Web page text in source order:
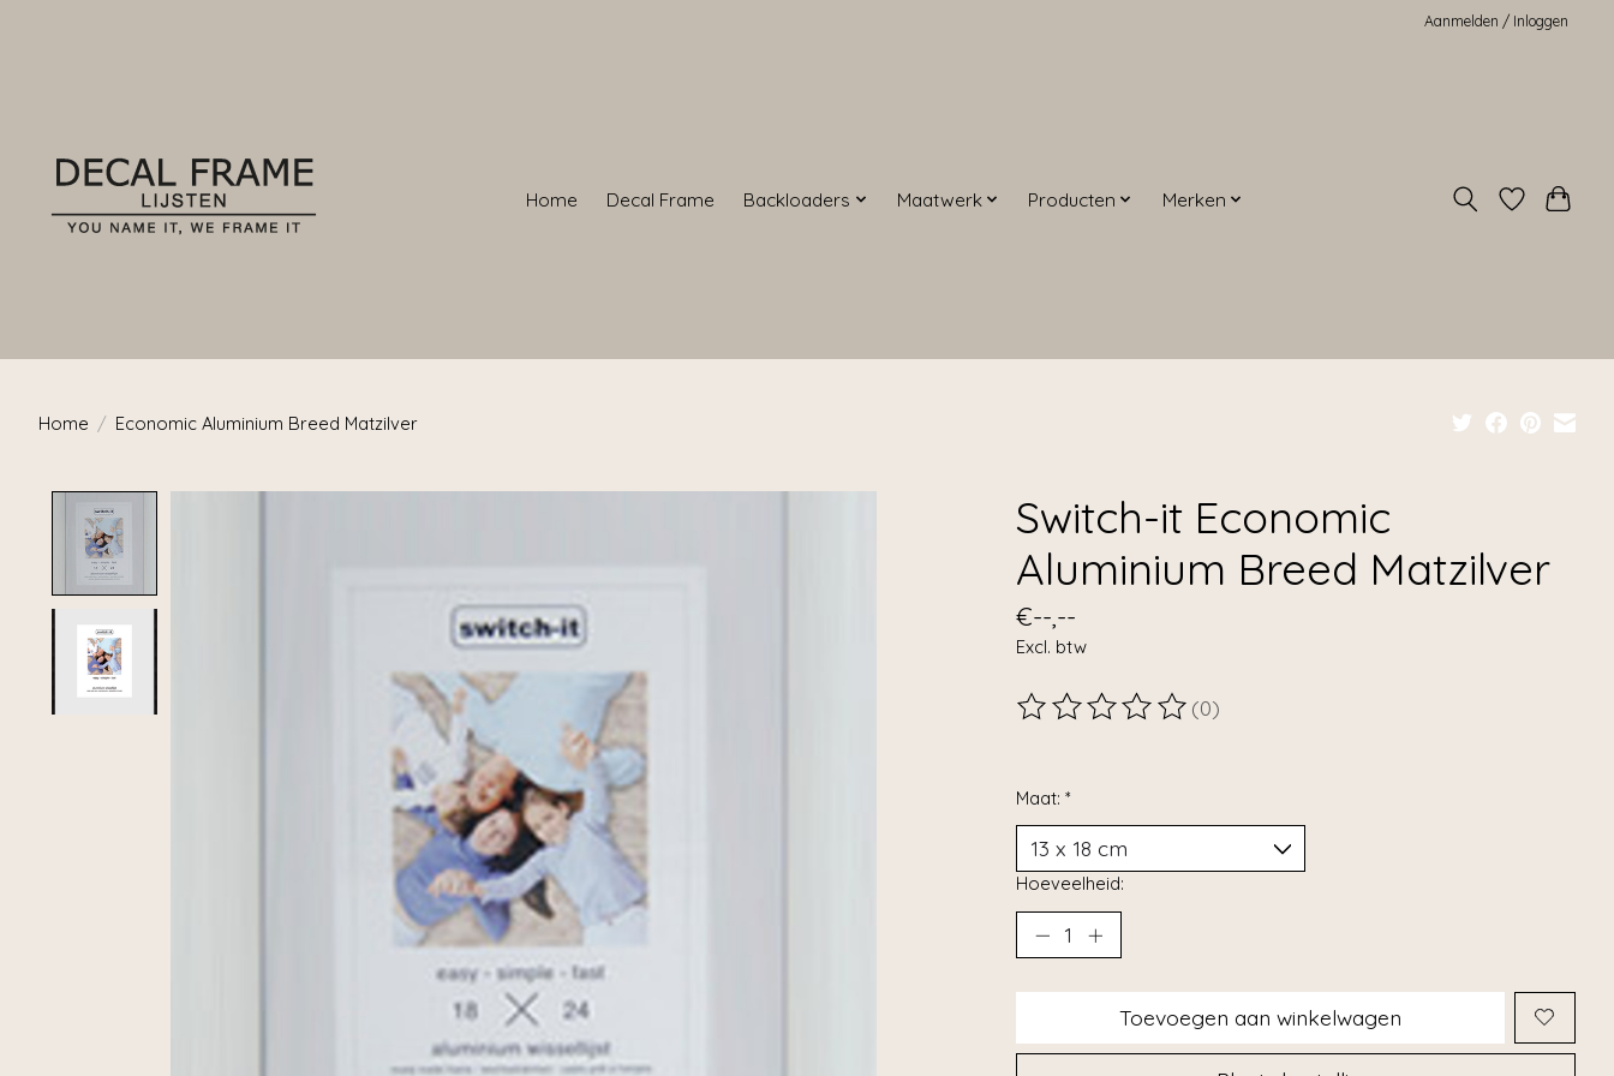
Aanmelden / Inloggen
Home Decal Frame Backloaders Maatwerk Producten Merken
Home / Economic Aluminium Breed Matzilver
Switch-it Economic
Aluminium Breed Matzilver
€--,--
Excl. btw
De beoordeling van dit product is
(0)
Maat: *
Hoeveelheid:
Toevoegen aan winkelwagen